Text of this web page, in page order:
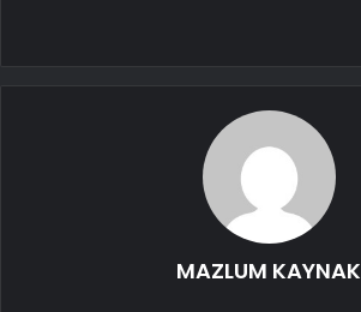
MAZLUM KAYNAK